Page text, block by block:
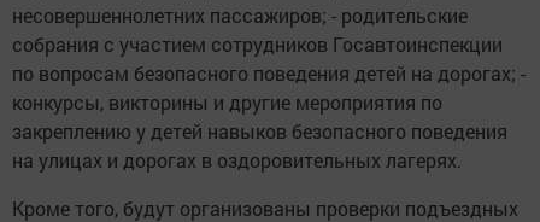
несовершеннолетних пассажиров; - родительские
собрания с участием сотрудников Госавтоинспекции
по вопросам безопасного поведения детей на дорогах; -
конкурсы, викторины и другие мероприятия по
закреплению у детей навыков безопасного поведения
на улицах и дорогах в оздоровительных лагерях.
Кроме того, будут организованы проверки подъездных